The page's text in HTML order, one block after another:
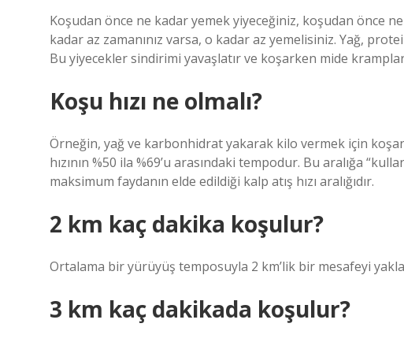
Koşudan önce ne kadar yemek yiyeceğiniz, koşudan önce
kadar az zamanınız varsa, o kadar az yemelisiniz. Yağ,
Bu yiyecekler sindirimi yavaşlatır ve koşarken mide
Koşu hızı ne olmalı?
Örneğin, yağ ve karbonhidrat yakarak kilo vermek için
hızının %50 ila %69’u arasındaki tempodur. Bu aralığa
maksimum faydanın elde edildiği kalp atış hızı aralığıdır.
2 km kaç dakika koşulur?
Ortalama bir yürüyüş temposuyla 2 km’lik bir mesafeyi
3 km kaç dakikada koşulur?